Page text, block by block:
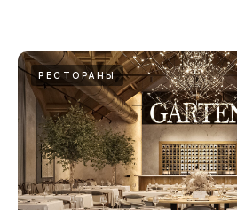
РЕСТОРАНЫ